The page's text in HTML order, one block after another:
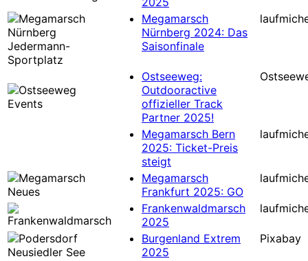
Megamarsch
Nürnberg 2024: Das
Saisonfinale
Ostseeweg:
Outdooractive
offizieller Track
Partner 2025!
Megamarsch Bern
2025: Ticket-Preis
steigt
Megamarsch
Frankfurt 2025: GO
Frankenwaldmarsch
2025
Burgenland Extrem
2025
Pixabay